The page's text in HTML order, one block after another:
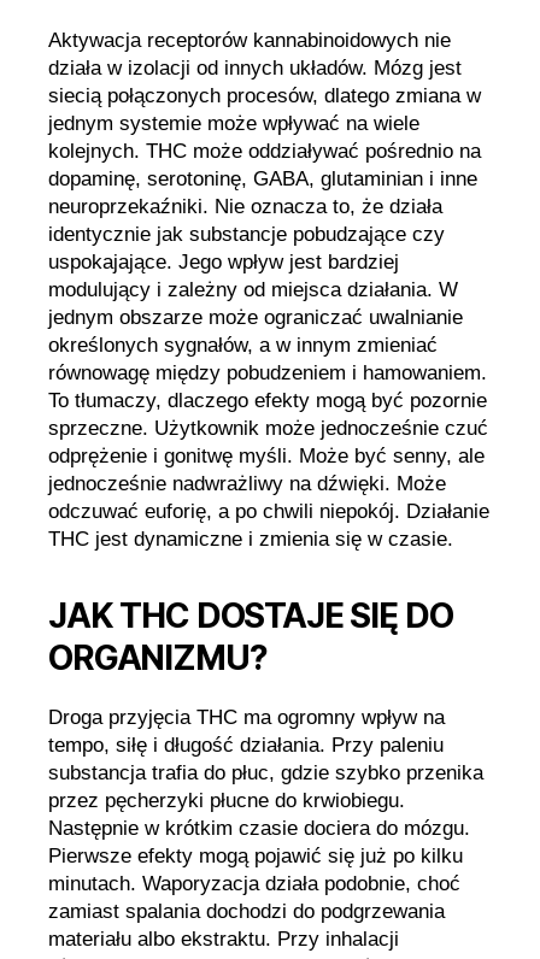
Aktywacja receptorów kannabinoidowych nie
działa w izolacji od innych układów. Mózg jest
siecią połączonych procesów, dlatego zmiana w
jednym systemie może wpływać na wiele
kolejnych. THC może oddziaływać pośrednio na
dopaminę, serotoninę, GABA, glutaminian i inne
neuroprzekaźniki. Nie oznacza to, że działa
identycznie jak substancje pobudzające czy
uspokajające. Jego wpływ jest bardziej
modulujący i zależny od miejsca działania. W
jednym obszarze może ograniczać uwalnianie
określonych sygnałów, a w innym zmieniać
równowagę między pobudzeniem i hamowaniem.
To tłumaczy, dlaczego efekty mogą być pozornie
sprzeczne. Użytkownik może jednocześnie czuć
odprężenie i gonitwę myśli. Może być senny, ale
jednocześnie nadwrażliwy na dźwięki. Może
odczuwać euforię, a po chwili niepokój. Działanie
THC jest dynamiczne i zmienia się w czasie.
JAK THC DOSTAJE SIĘ DO
ORGANIZMU?
Droga przyjęcia THC ma ogromny wpływ na
tempo, siłę i długość działania. Przy paleniu
substancja trafia do płuc, gdzie szybko przenika
przez pęcherzyki płucne do krwiobiegu.
Następnie w krótkim czasie dociera do mózgu.
Pierwsze efekty mogą pojawić się już po kilku
minutach. Waporyzacja działa podobnie, choć
zamiast spalania dochodzi do podgrzewania
materiału albo ekstraktu. Przy inhalacji